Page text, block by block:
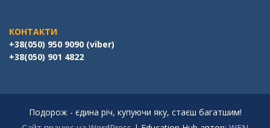
КОНТАКТИ
+38(050) 950 9090 (viber)
+38(050) 901 4822
Подорож - єдина річ, купуючи яку, стаєш багатшим!